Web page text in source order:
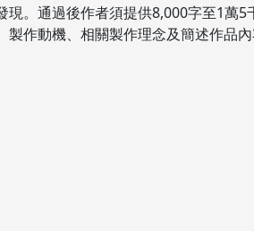
。通過後作者須提供8,000字至1萬5
作動機、相關製作理念及簡述作品